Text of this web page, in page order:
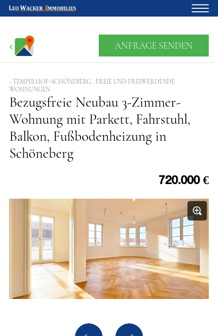
Startseite
Für Eigentümer
Über uns
Blog
Projektentwicklung
Kreditrechner
ANFRAGE SENDEN
- TEMPELHOF-SCHÖNEBERG , FREIE UND FREIWERDENDE
WOHNUNGEN
Bezugsfreie Neubau 3-Zimmer-
Wohnung mit Parkett, Fahrstuhl,
Balkon, Fußbodenheizung in
Schöneberg
720.000 €